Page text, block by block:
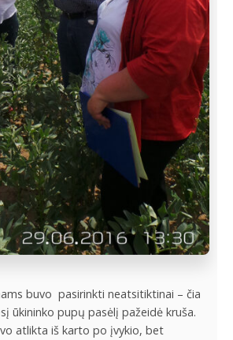
buvo pasirinkti neatsitiktinai – čia
ūkininko pupų pasėlį pažeidė kruša.
atlikta iš karto po įvykio, bet